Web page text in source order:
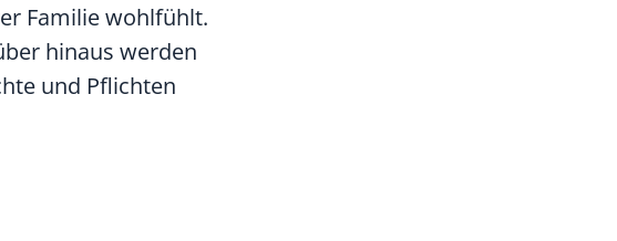
Familie wohlfühlt.
hinaus werden
und Pflichten